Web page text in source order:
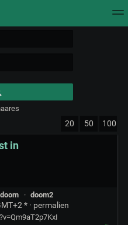
results.
20 50 100
in
doom · doom2
* · permalien